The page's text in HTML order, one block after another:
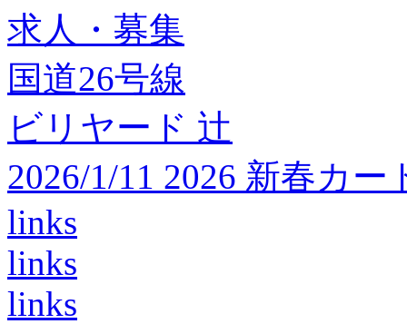
求人・募集
国道26号線
ビリヤード 辻
2026/1/11 2026 新春カ
links
links
links